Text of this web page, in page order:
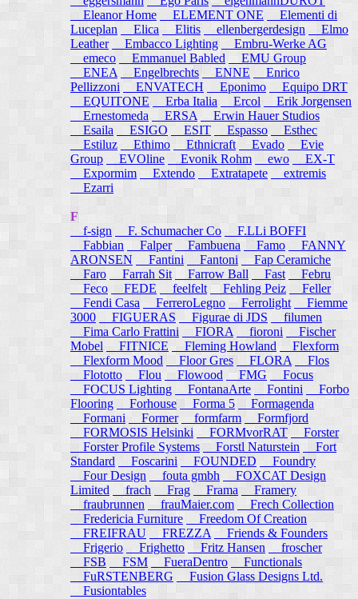
Eleanor Home
ELEMENT ONE
Elementi di
Luceplan
Elica Elitis ellenbergerdesign
Elmo
Leather
Embacco Lighting
Embru-Werke AG
emeco
Emmanuel Babled
EMU Group
ENEA
Engelbrechts ENNE
Enrico
Pellizzoni ENVATECH Eponimo
Equipo DRT
EQUITONE
Erba Italia Ercol
Erik Jorgensen
Ernestomeda
ERSA
Erwin Hauer Studios
Esaila
ESIGO ESIT Espasso
Esthec
Estiluz
Ethimo Ethnicraft Evado
Evie
Group
EVOline Evonik Rohm ewo
EX-T
Expormim
Extendo Extratapete
extremis
Ezarri
F
f-sign
F. Schumacher Co
F.LLi BOFFI
Fabbian
Falper Fambuena Famo
FANNY
ARONSEN
Fantini Fantoni
Fap Ceramiche
Faro
Farrah Sit Farrow Ball Fast
Febru
Feco
FEDE feelfelt Fehling Peiz
Feller
Fendi Casa
FerreroLegno Ferrolight
Fiemme
3000
FIGUERAS Figurae di JDS
filumen
Fima Carlo Frattini
FIORA fioroni
Fischer
Mobel
FITNICE Fleming Howland
Flexform
Flexform Mood
Floor Gres FLORA
Flos
Flototto
Flou Flowood FMG
Focus
FOCUS Lighting
FontanaArte Fontini
Forbo
Flooring
Forhouse Forma 5
Formagenda
Formani
Former formfarm
Formfjord
FORMOSIS Helsinki
FORMvorRAT
Forster
Forster Profile Systems
Forstl Naturstein
Fort
Standard
Foscarini FOUNDED
Foundry
Four Design
fouta gmbh
FOXCAT Design
Limited
frach Frag Frama
Framery
fraubrunnen
frauMaier.com
Frech Collection
Fredericia Furniture
Freedom Of Creation
FREIFRAU
FREZZA
Friends & Founders
Frigerio
Frighetto Fritz Hansen
froscher
FSB
FSM FueraDentro
Functionals
FuRSTENBERG
Fusion Glass Designs Ltd.
Fusiontables